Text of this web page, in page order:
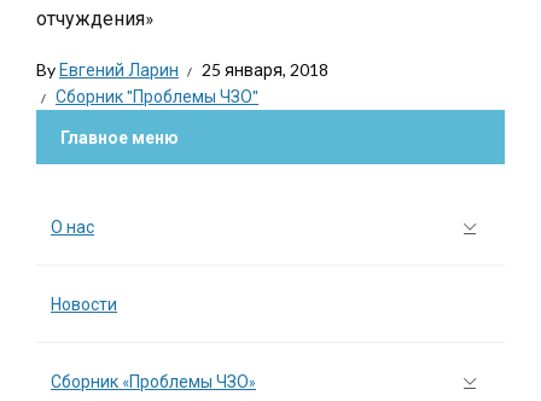
отчуждения»
ByЕвгений Ларин
25 января, 2018
Сборник "Проблемы ЧЗО"
Главное меню
О нас
Новости
Сборник «Проблемы ЧЗО»